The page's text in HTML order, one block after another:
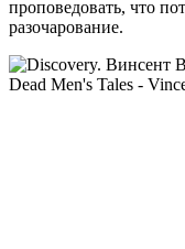
проповедовать, что
разочарование.